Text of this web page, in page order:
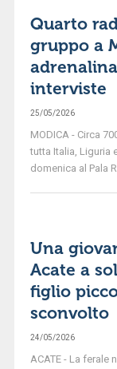
Quarto
gruppo a
interviste
25/05/2026
MODICA - Circa
tutta Italia, Liguria
domenica al Pala R
Una
Acate a
figlio
sconvolto
24/05/2026
ACATE - La ferale